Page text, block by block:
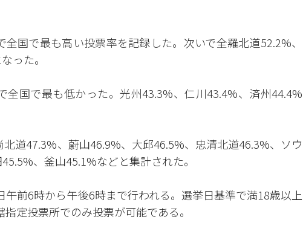
国で最も高い投票率を記録した。次いで全羅北道52.2%、
った。
全国で最も低かった。光州43.3%、仁川43.4%、済州44.4%
道47.3%、蔚山46.9%、大邱46.5%、忠清北道46.3%、ソウ
、釜山45.1%などと集計された。
前6時から午後6時まで行われる。選挙日基準で満18歳以上
定投票所でのみ投票が可能である。